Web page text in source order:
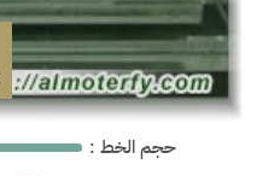
: حجم الخط